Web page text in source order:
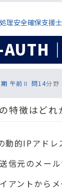
理安全確保支援士
期 午前Ⅱ 問14分野
特徴はどれ
動的IPアドレ
信元のメー
アントから